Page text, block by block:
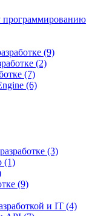
программированию
(9)
(2)
(7)
(6)
(3)
(1)
(9)
и IT (4)